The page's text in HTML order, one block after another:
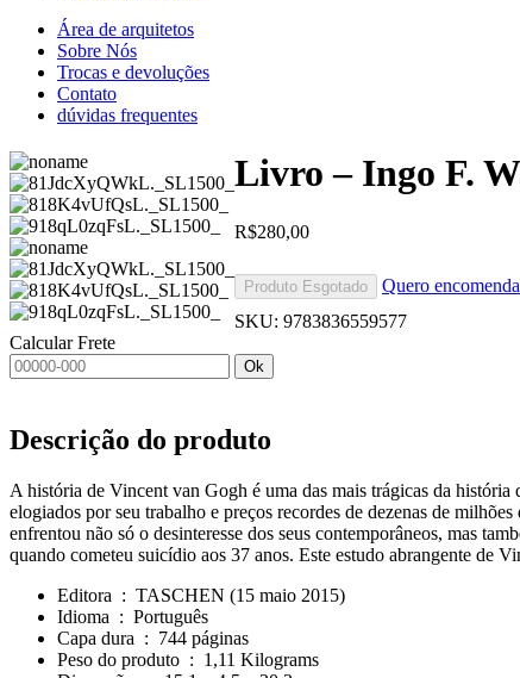
Área de arquitetos
Sobre Nós
Trocas e devoluções
Contato
dúvidas frequentes
Livro – Ingo F.
R$280,00
Produto Esgotado Quero
SKU: 9783836559577
Calcular Frete
Ok
Descrição do produto
A história de Vincent van Gogh é uma das mais trágicas da
elogiados por seu trabalho e preços recordes de dezenas de
enfrentou não só o desinteresse dos seus contemporâneos, mas
quando cometeu suicídio aos 37 anos. Este estudo abrangente de
Editora ‏ : ‎ TASCHEN (15 maio 2015)
Idioma ‏ : ‎ Português
Capa dura ‏ : ‎ 744 páginas
Peso do produto ‏ : ‎ 1,11 Kilograms